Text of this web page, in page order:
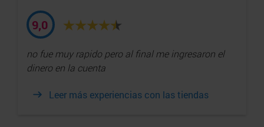
9,0
no fue muy rapido pero al final me ingresaron el
dinero en la cuenta
Leer más experiencias con las tiendas